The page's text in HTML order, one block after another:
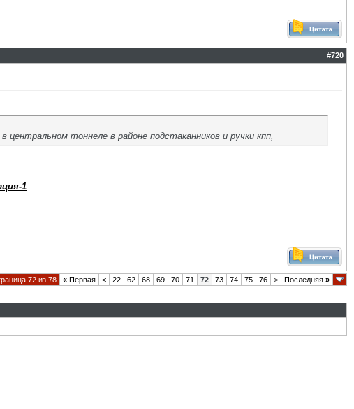
#720
тоннеле в районе подстаканников и ручки кпп,
1
72 из 78 « Первая < 22 62 68 69 70 71 72 73 74 75 76 > Последняя »